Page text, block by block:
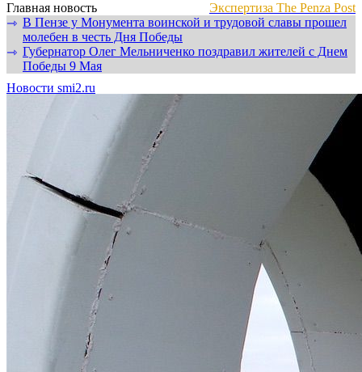
Главная новость
Экспертиза The Penza Post
⇾ В Пензе у Монумента воинской и трудовой славы прошел
молебен в честь Дня Победы
⇾ Губернатор Олег Мельниченко поздравил жителей с Днем
Победы 9 Мая
Новости smi2.ru